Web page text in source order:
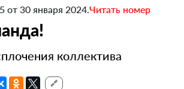
30 января 2024. Читать номер
коллектива
🔗